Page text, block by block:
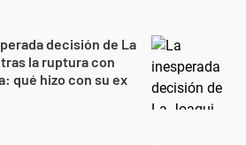
decisión de La
la ruptura con
qué hizo con su ex